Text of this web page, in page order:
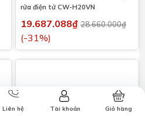
Liên hệ
rửa điện tử CW-H20VN
19.687.088₫ 28.660.000₫
(-31%)
Liên hệ Tài khoản Giỏ hàng